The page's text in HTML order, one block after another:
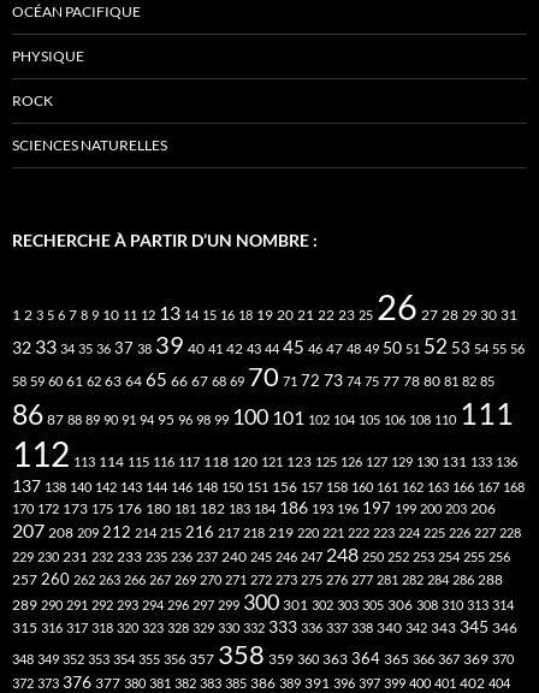
OCÉAN PACIFIQUE
PHYSIQUE
ROCK
SCIENCES NATURELLES
RECHERCHE À PARTIR D’UN NOMBRE :
1 2 3 5 6 7 8 9 10 11 12 13 14 15 16 18 19 20 21 22 23 25 26 27 28 29 30 31
32 33 34 35 36 37 38 39 40 41 42 43 44 45 46 47 48 49 50 51 52 53 54 55 56
58 59 60 61 62 63 64 65 66 67 68 69 70 71 72 73 74 75 77 78 80 81 82 85
86 87 88 89 90 91 94 95 96 98 99 100 101 102 104 105 106 108 110 111
112 113 114 115 116 117 118 120 121 123 125 126 127 129 130 131 133 136
137 138 140 142 143 144 146 148 150 151 156 157 158 160 161 162 163 166 167 168
170 172 173 175 176 180 181 182 183 184 186 193 196 197 199 200 203 206
207 208 209 212 214 215 216 217 218 219 220 221 222 223 224 225 226 227 228
229 230 231 232 233 235 236 237 240 245 246 247 248 250 252 253 254 255 256
257 260 262 263 266 267 269 270 271 272 273 275 276 277 281 282 284 286 288
289 290 291 292 293 294 296 297 299 300 301 302 303 305 306 308 310 313 314
315 316 317 318 320 323 328 329 330 332 333 336 337 338 340 342 343 345 346
348 349 352 353 354 355 356 357 358 359 360 363 364 365 366 367 369 370
372 373 376 377 380 381 382 383 385 386 389 391 396 397 399 400 401 402 404